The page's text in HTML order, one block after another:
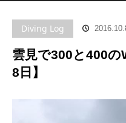
Diving Log
雲見で300と400の
8日】